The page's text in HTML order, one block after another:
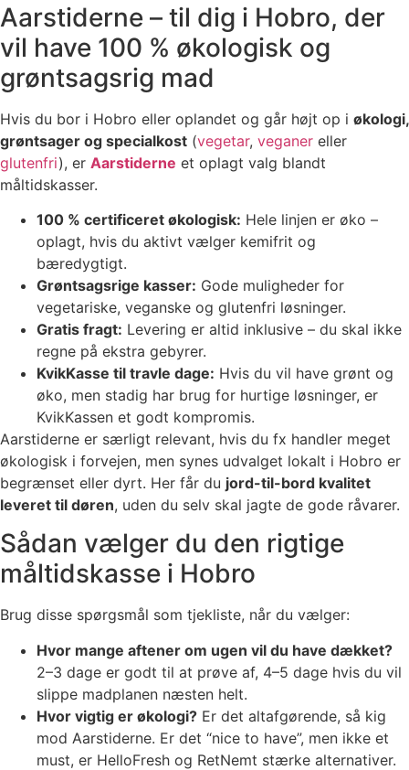
Aarstiderne – til dig i Hobro, der
vil have 100 % økologisk og
grøntsagsrig mad
Hvis du bor i Hobro eller oplandet og går højt op i økologi,
grøntsager og specialkost (vegetar, veganer eller
glutenfri), er Aarstiderne et oplagt valg blandt
måltidskasser.
100 % certificeret økologisk: Hele linjen er øko –
oplagt, hvis du aktivt vælger kemifrit og
bæredygtigt.
Grøntsagsrige kasser: Gode muligheder for
vegetariske, veganske og glutenfri løsninger.
Gratis fragt: Levering er altid inklusive – du skal ikke
regne på ekstra gebyrer.
KvikKasse til travle dage: Hvis du vil have grønt og
øko, men stadig har brug for hurtige løsninger, er
KvikKassen et godt kompromis.
Aarstiderne er særligt relevant, hvis du fx handler meget
økologisk i forvejen, men synes udvalget lokalt i Hobro er
begrænset eller dyrt. Her får du jord-til-bord kvalitet
leveret til døren, uden du selv skal jagte de gode råvarer.
Sådan vælger du den rigtige
måltidskasse i Hobro
Brug disse spørgsmål som tjekliste, når du vælger:
Hvor mange aftener om ugen vil du have dækket?
2–3 dage er godt til at prøve af, 4–5 dage hvis du vil
slippe madplanen næsten helt.
Hvor vigtig er økologi? Er det altafgørende, så kig
mod Aarstiderne. Er det “nice to have”, men ikke et
must, er HelloFresh og RetNemt stærke alternativer.